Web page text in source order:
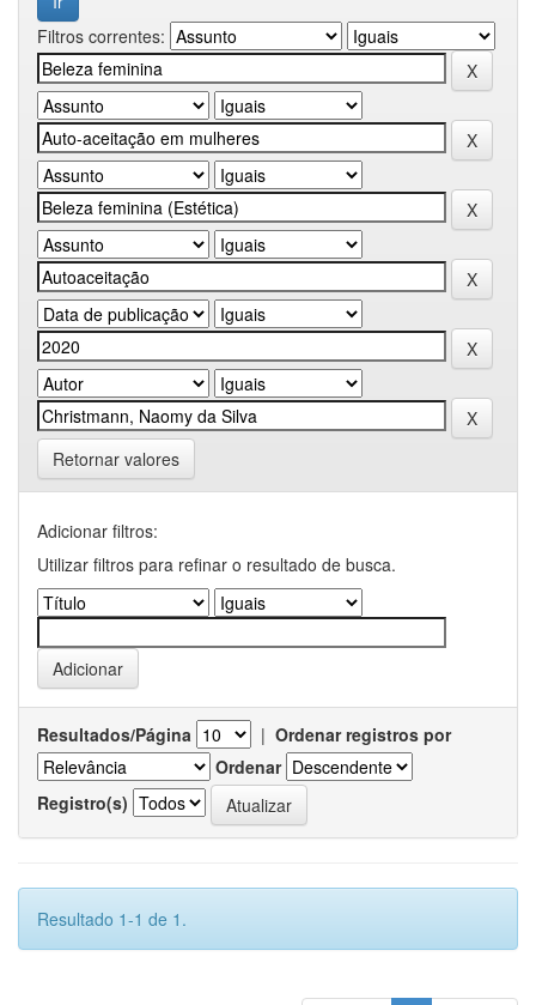
Filtros correntes:
Retornar valores
Adicionar filtros:
Utilizar filtros para refinar o resultado de busca.
Resultados/Página | Ordenar registros por
Ordenar
Registro(s)
Resultado 1-1 de 1.